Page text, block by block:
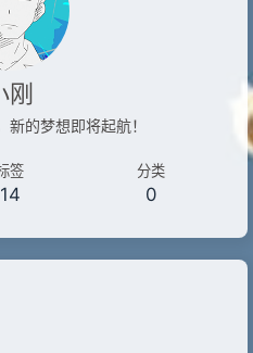
刚
的梦想即将起航！
签
14
分类
0